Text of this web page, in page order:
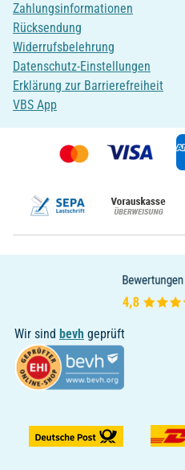
Zahlungsinformationen
Rücksendung
Widerrufsbelehrung
Datenschutz-Einstellungen
Erklärung zur Barrierefreiheit
VBS App
Wir sind bevh geprüft